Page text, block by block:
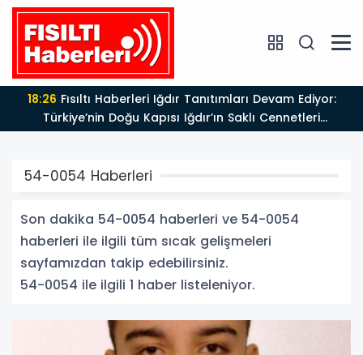
18:26
Türkiye’nin Doğu Kapısı Iğdır’ın Saklı Cennetleri
Keşfedilmeyi Bekliyor
54-0054 Haberleri
Son dakika 54-0054 haberleri ve 54-0054
haberleri ile ilgili tüm sıcak gelişmeleri
sayfamızdan takip edebilirsiniz.
54-0054 ile ilgili 1 haber listeleniyor.